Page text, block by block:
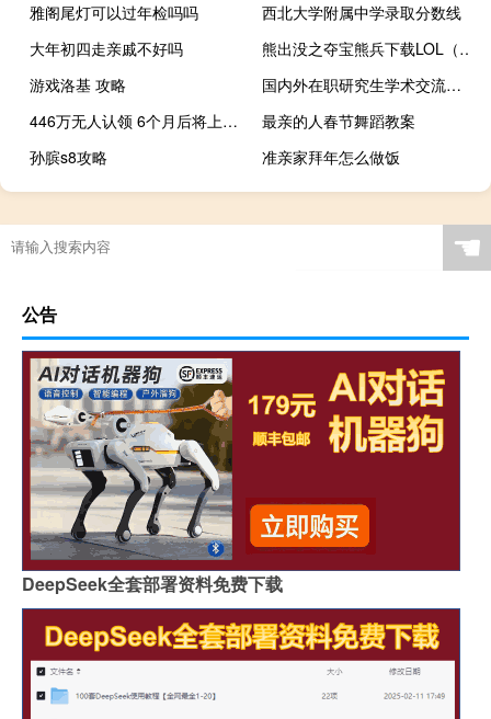
雅阁尾灯可以过年检吗吗
西北大学附属中学录取分数线
大年初四走亲戚不好吗
熊出没之夺宝熊兵下载LOL（熊出没之夺宝熊兵下载）
游戏洛基 攻略
国内外在职研究生学术交流平台的建设情况
446万无人认领 6个月后将上缴国库财产原主不明 到底什么情况呢
最亲的人春节舞蹈教案
孙膑s8攻略
准亲家拜年怎么做饭
☚
公告
DeepSeek全套部署资料免费下载